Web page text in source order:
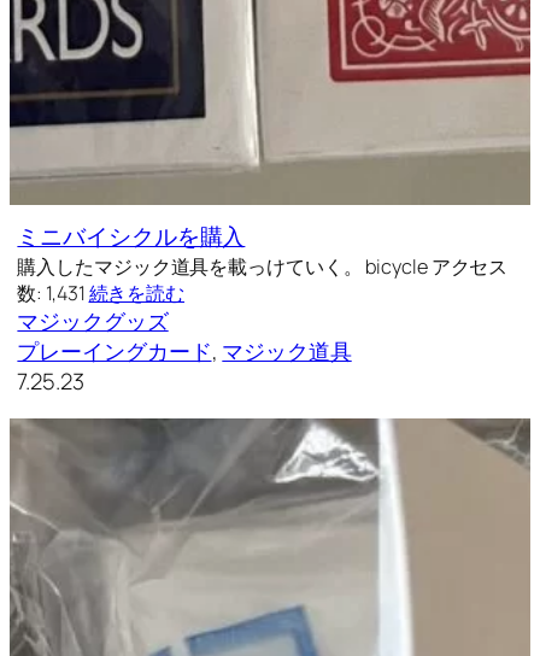
ミニバイシクルを購入
購入したマジック道具を載っけていく。 bicycle アクセス
数: 1,431続きを読む
マジックグッズ
プレーイングカード, マジック道具
7.25.23